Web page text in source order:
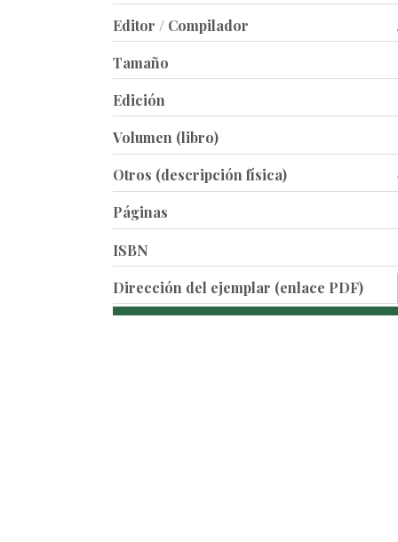
Editor / Compilador
Tamaño
Edición
Volumen (libro)
Otros (descripción física)
Páginas
ISBN
Dirección del ejemplar (enlace PDF)